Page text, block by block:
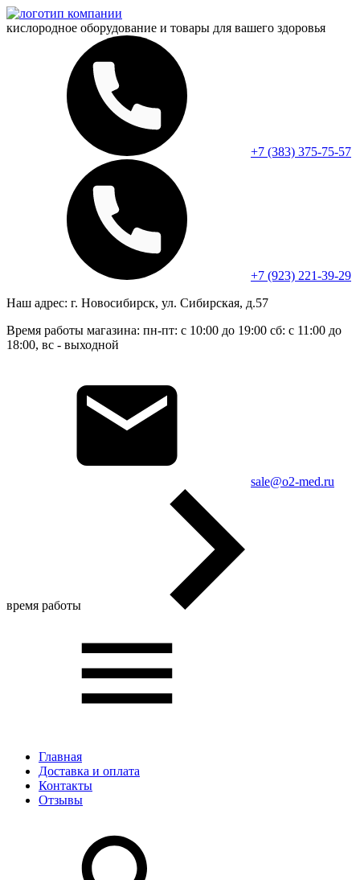
кислородное оборудование и товары для вашего здоровья
+7 (383) 375-75-57
+7 (923) 221-39-29
Наш адрес: г. Новосибирск, ул. Сибирская, д.57
Время работы магазина: пн-пт: с 10:00 до 19:00 сб: с 11:00 до
18:00, вс - выходной
sale@o2-med.ru
время работы
Главная
Доставка и оплата
Контакты
Отзывы